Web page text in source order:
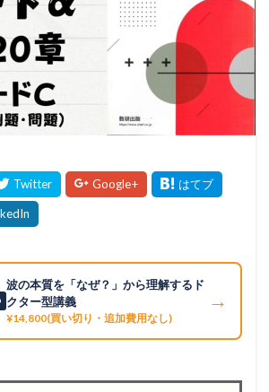
波の本質を「なぜ？」から理解するド
クター型講義
¥14,800(買い切り・追加費用なし)
→